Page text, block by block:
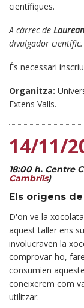
científiques.
A càrrec de
divulgador científic.
És necessari
Organitza:
Extens Valls.
14/11/
18:00 h. Centre
Cambrils)
Els orígens
D'on ve la
aquest taller ens
involucraven la
comprovar-ho,
consumien
coneixerem com
utilitzar.